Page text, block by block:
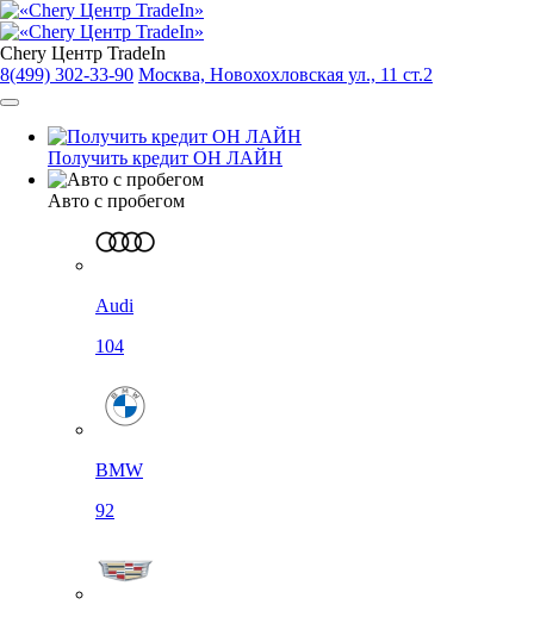
Chery Центр TradeIn
8(499) 302-33-90 Москва, Новохохловская ул., 11 ст.2
Получить кредит ОН ЛАЙН
Авто с пробегом
Audi
104
BMW
92